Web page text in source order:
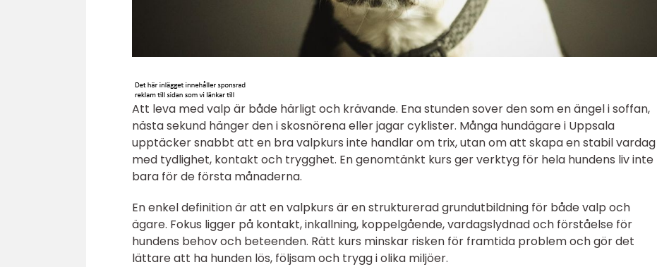
Att leva med valp är både härligt och krävande. Ena stunden sover den som en ängel i soffan,
nästa sekund hänger den i skosnörena eller jagar cyklister. Många hundägare i Uppsala
upptäcker snabbt att en bra valpkurs inte handlar om trix, utan om att skapa en stabil vardag
med tydlighet, kontakt och trygghet. En genomtänkt kurs ger verktyg för hela hundens liv inte
bara för de första månaderna.
En enkel definition är att en valpkurs är en strukturerad grundutbildning för både valp och
ägare. Fokus ligger på kontakt, inkallning, koppelgående, vardagslydnad och förståelse för
hundens behov och beteenden. Rätt kurs minskar risken för framtida problem och gör det
lättare att ha hunden lös, följsam och trygg i olika miljöer.